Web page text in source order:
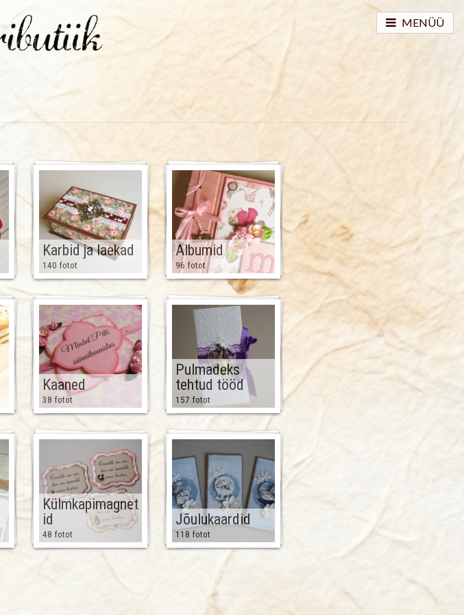
MENÜÜ
Karbid ja laekad
140 fotot
Albumid
96 fotot
Kaaned
38 fotot
Pulmadeks
tehtud tööd
157 fotot
Külmkapimagnet
id
48 fotot
Jõulukaardid
118 fotot